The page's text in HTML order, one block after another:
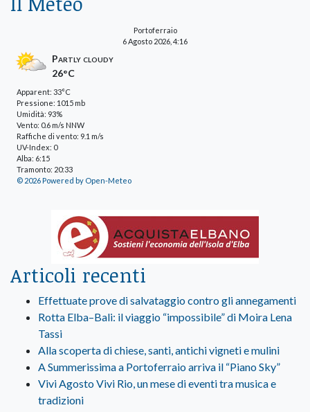
Portoferraio
6 Agosto 2026, 4:16
Partly cloudy
26°C
Apparent: 33°C
Pressione: 1015 mb
Umidità: 93%
Vento: 0.6 m/s NNW
Raffiche di vento: 9.1 m/s
UV-Index: 0
Alba: 6:15
Tramonto: 20:33
© 2026 Powered by Open-Meteo
Articoli recenti
Effettuate prove di salvataggio contro gli annegamenti
Rotta Elba–Bali: il viaggio “impossibile” di Moira Lena
Tassi
Alla scoperta di chiese, santi, antichi vigneti e mulini
A Summerissima a Portoferraio arriva il “Piano Sky”
Vivi Agosto Vivi Rio, un mese di eventi tra musica e
tradizioni